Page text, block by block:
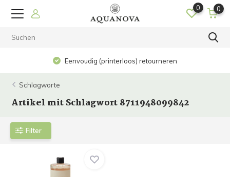
0 0
Eenvoudig (printerloos) retourneren
Schlagworte
Artikel mit Schlagwort 8711948099842
Filter